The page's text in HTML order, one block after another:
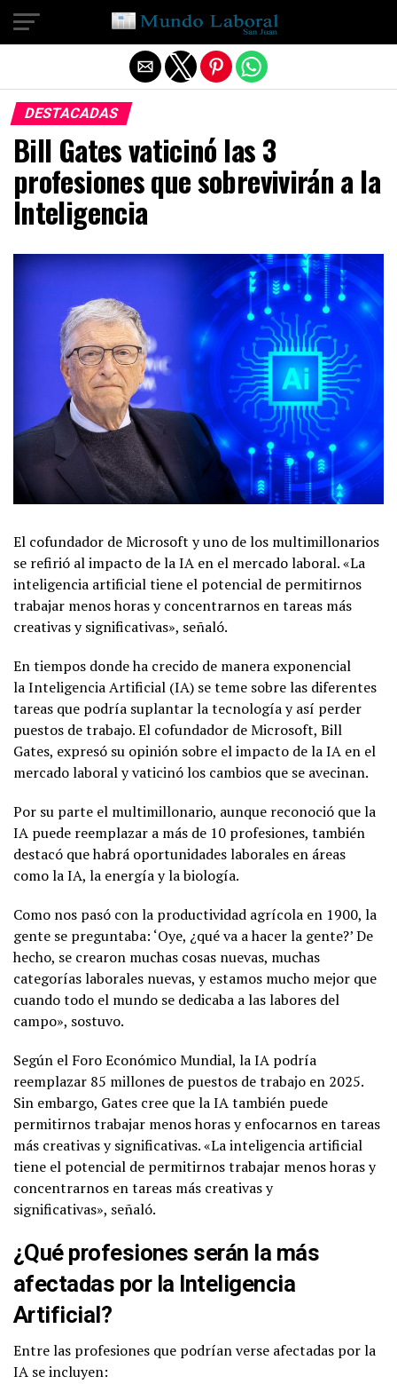
DESTACADAS
Bill Gates vaticinó las 3
profesiones que sobrevivirán a la
Inteligencia
El cofundador de Microsoft y uno de los multimillonarios
se refirió al impacto de la IA en el mercado laboral. «La
inteligencia artificial tiene el potencial de permitirnos
trabajar menos horas y concentrarnos en tareas más
creativas y significativas», señaló.
En tiempos donde ha crecido de manera exponencial
la Inteligencia Artificial (IA) se teme sobre las diferentes
tareas que podría suplantar la tecnología y así perder
puestos de trabajo. El cofundador de Microsoft, Bill
Gates, expresó su opinión sobre el impacto de la IA en el
mercado laboral y vaticinó los cambios que se avecinan.
Por su parte el multimillonario, aunque reconoció que la
IA puede reemplazar a más de 10 profesiones, también
destacó que habrá oportunidades laborales en áreas
como la IA, la energía y la biología.
Como nos pasó con la productividad agrícola en 1900, la
gente se preguntaba: ‘Oye, ¿qué va a hacer la gente?’ De
hecho, se crearon muchas cosas nuevas, muchas
categorías laborales nuevas, y estamos mucho mejor que
cuando todo el mundo se dedicaba a las labores del
campo», sostuvo.
Según el Foro Económico Mundial, la IA podría
reemplazar 85 millones de puestos de trabajo en 2025.
Sin embargo, Gates cree que la IA también puede
permitirnos trabajar menos horas y enfocarnos en tareas
más creativas y significativas. «La inteligencia artificial
tiene el potencial de permitirnos trabajar menos horas y
concentrarnos en tareas más creativas y
significativas», señaló.
¿Qué profesiones serán la más
afectadas por la Inteligencia
Artificial?
Entre las profesiones que podrían verse afectadas por la
IA se incluyen:
Salir de la versión móvil